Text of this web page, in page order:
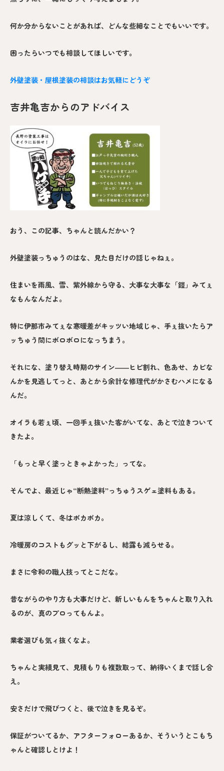
何か分からないことがあれば、どんな些細なことでもいいです。
困ったらいつでも相談してほしいです。
外壁塗装・屋根塗装の相談はお気軽にどうぞ
吉井亀吉からのアドバイス
おう、この記事、ちゃんと読んだかい？
外壁塗装っちゅうのはな、見た目だけの話じゃねぇ。
住まいを雨風、雪、紫外線から守る、大事な大事な「鎧」みてぇ
なもんなんだよ。
特に伊那市みてぇな寒暖差がキッツい地域じゃ、手ぇ抜いたらア
ッちゅう間にボロボロになっちまう。
それにな、塗り替え時期のサイン――ヒビ割れ、色あせ、カビな
んかを見逃してっと、あとから余計な修理代がかさむハメになる
んだ。
オイラも若ぇ頃、一回手ぇ抜いた客がいてな、あとで泣きついて
きたよ。
「もっと早く塗っときゃよかった」ってな。
そんでよ、最近じゃ“断熱塗料”っちゅうスゲェ塗料もある。
夏は涼しくて、冬はポカポカ。
冷暖房のコストもグッと下がるし、結露も減らせる。
まさに令和の職人技ってとこだな。
昔ながらのやり方も大事だけど、新しいもんをちゃんと取り入れ
るのが、真のプロってもんよ。
業者選びも気ィ抜くなよ。
ちゃんと実績見て、見積もりも複数取って、納得いくまで話し合
え。
安さだけで飛びつくと、後で泣きを見るぞ。
保証がついてるか、アフターフォローあるか、そういうとこもち
ゃんと確認しとけよ！